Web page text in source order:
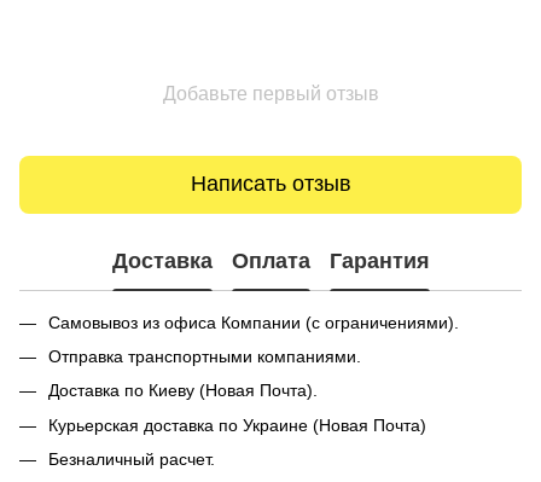
Добавьте первый отзыв
Написать отзыв
Доставка Оплата Гарантия
Самовывоз из офиса Компании (с ограничениями).
Отправка транспортными компаниями.
Доставка по Киеву (Новая Почта).
Курьерская доставка по Украине (Новая Почта)
Безналичный расчет.